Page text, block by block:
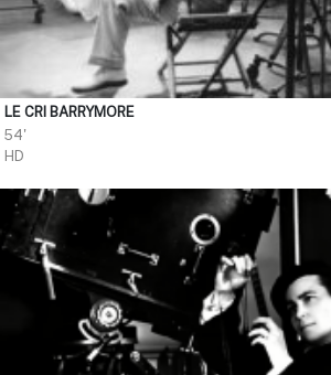
LE CRI BARRYMORE
54'
HD